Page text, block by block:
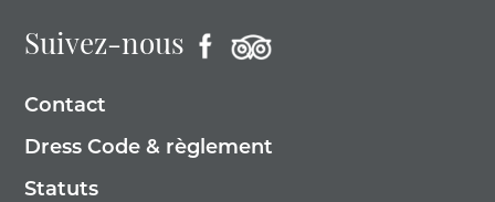
Suivez-nous
Contact
Dress Code & règlement
Statuts